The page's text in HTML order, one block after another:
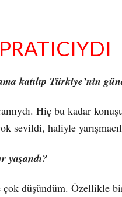
katılıp Türkiye’nin
Hiç bu kadar
sevildi, haliyle
yaşandı?
çok düşündüm. Özellikle